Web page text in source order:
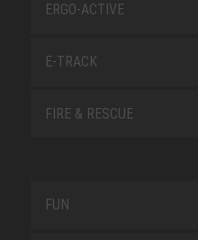
ERGO-ACTIVE
E-TRACK
FIRE & RESCUE
FUN